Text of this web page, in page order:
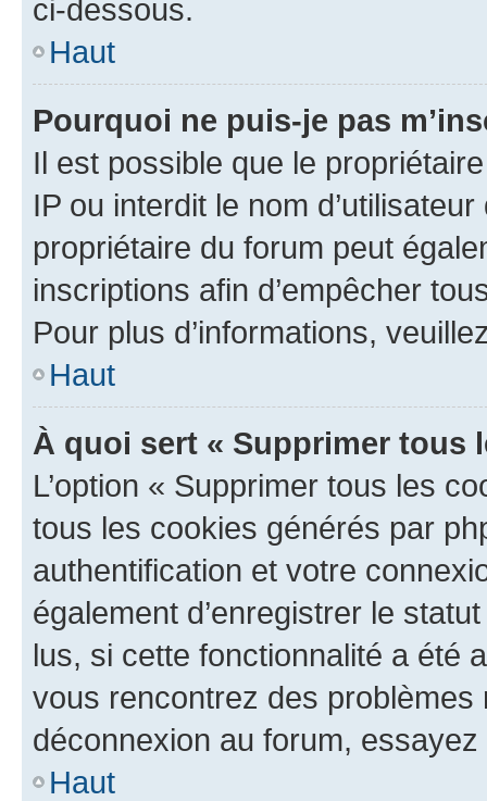
ci-dessous.
Haut
Pourquoi ne puis-je pas
Il est possible que le
IP ou interdit le nom
propriétaire du forum peut
inscriptions afin d’empêcher
Pour plus d’informations,
Haut
À quoi sert « Supprimer tous
L’option « Supprimer tous les
tous les cookies générés par
authentification et votre
également d’enregistrer le
lus, si cette fonctionnalité a été
vous rencontrez des
déconnexion au forum,
Haut